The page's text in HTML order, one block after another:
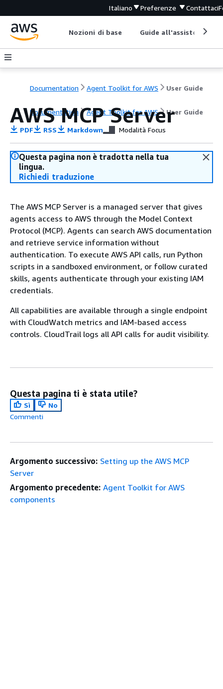
Italiano Preferenze Contattaci
Nozioni di base Guide all'assistenza
Documentation Agent Toolkit for AWS User Guide
Documentation Agent Toolkit for AWS User Guide
AWS MCP Server
PDF RSS Markdown Modalità Focus
Questa pagina non è tradotta nella tua
lingua.
Richiedi traduzione
The AWS MCP Server is a managed server that gives
agents access to AWS through the Model Context
Protocol (MCP). Agents can search AWS documentation
and retrieve service information without
authentication. To execute AWS API calls, run Python
scripts in a sandboxed environment, or follow curated
skills, agents authenticate through your existing IAM
credentials.
All capabilities are available through a single endpoint
with CloudWatch metrics and IAM-based access
controls. CloudTrail logs all API calls for audit visibility.
Questa pagina ti è stata utile?
Sì
No
Commenti
Argomento successivo: Setting up the AWS MCP
Server
Argomento precedente: Agent Toolkit for AWS
components